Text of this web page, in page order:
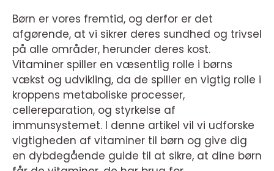
Børn er vores fremtid, og derfor er det
afgørende, at vi sikrer deres sundhed og trivsel
på alle områder, herunder deres kost.
Vitaminer spiller en væsentlig rolle i børns
vækst og udvikling, da de spiller en vigtig rolle i
kroppens metaboliske processer,
cellereparation, og styrkelse af
immunsystemet. I denne artikel vil vi udforske
vigtigheden af vitaminer til børn og give dig
en dybdegående guide til at sikre, at dine børn